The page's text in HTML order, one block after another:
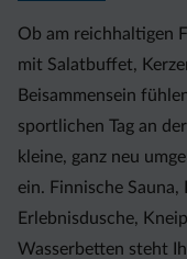
Ob am reichhaltigen
mit Salatbuffet,
Beisammensein
sportlichen Tag an
kleine, ganz neu
ein. Finnische
Erlebnisdusche,
Wasserbetten steht